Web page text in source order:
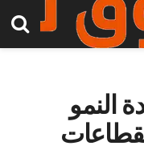
النمو